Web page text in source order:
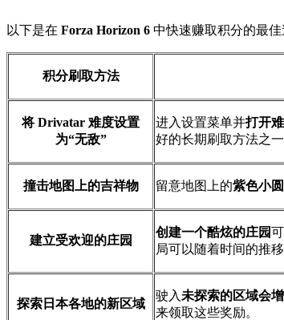
以下是在 Forza Horizon 6 中快速赚取积分的最
积分刷取方法
将 Drivatar 难度设置
为“无敌”
进入设置菜单并打开
好的长期刷取方法之一
撞击地图上的吉祥物 留意地图上的紫色小
建立受欢迎的庄园
创建一个酷炫的庄园
局可以随着时间的推
探索日本各地的新区域
驶入未探索的区域会
来领取这些奖励。